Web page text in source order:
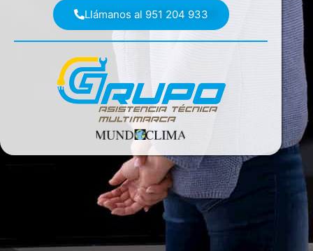
Llámanos al 951 204 933